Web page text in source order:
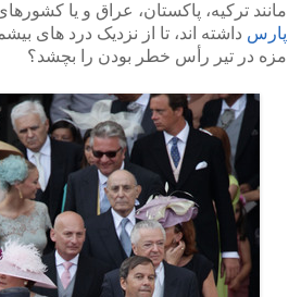
مانند ترکیه، پاکستان، عراق و یا
پارس داشته اند، تا از نزدیک درد های
مزه در تیر رأس خطر بودن را بچشد؟